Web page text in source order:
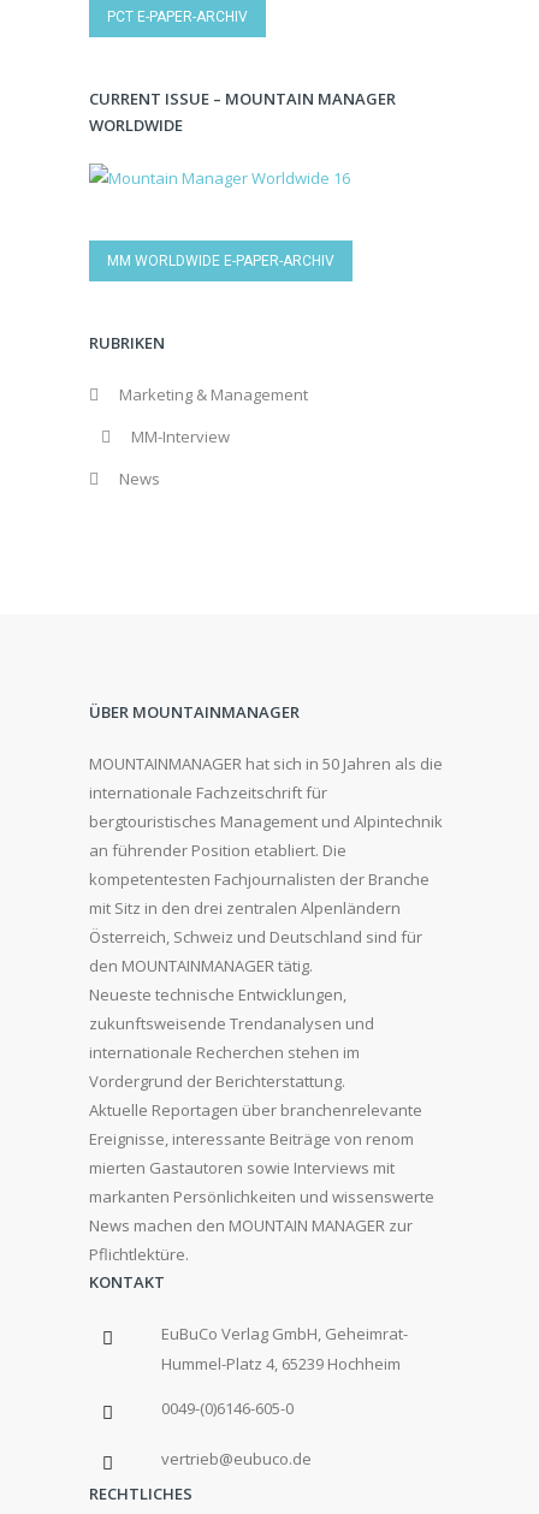
PCT E-PAPER-ARCHIV
CURRENT ISSUE – MOUNTAIN MANAGER
WORLDWIDE
MM WORLDWIDE E-PAPER-ARCHIV
RUBRIKEN
Marketing & Management
MM-Interview
News
ÜBER MOUNTAINMANAGER
MOUNTAINMANAGER hat sich in 50 Jahren als die
internationale Fachzeitschrift für
bergtouristisches Management und Alpintechnik
an führender Position etabliert. Die
kompetentesten Fachjournalisten der Branche
mit Sitz in den drei zentralen Alpenländern
Österreich, Schweiz und Deutschland sind für
den MOUNTAINMANAGER tätig.
Neueste technische Entwicklungen,
zukunftsweisende Trendanalysen und
internationale Recherchen stehen im
Vordergrund der Berichterstattung.
Aktuelle Reportagen über branchenrelevante
Ereignisse, interessante Beiträge von renom
mierten Gastautoren sowie Interviews mit
markanten Persönlichkeiten und wissenswerte
News machen den MOUNTAIN MANAGER zur
Pflichtlektüre.
KONTAKT
EuBuCo Verlag GmbH, Geheimrat-
Hummel-Platz 4, 65239 Hochheim
0049-(0)6146-605-0
vertrieb@eubuco.de
RECHTLICHES